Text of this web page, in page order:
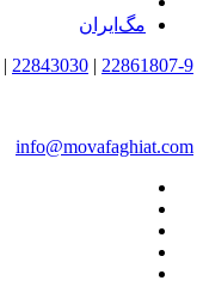
مگ‌ایران
22861807-9
|
22843030
|
info@movafaghiat.com